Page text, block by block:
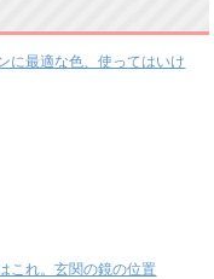
に最適な色、使ってはいけ
これ。玄関の鏡の位置